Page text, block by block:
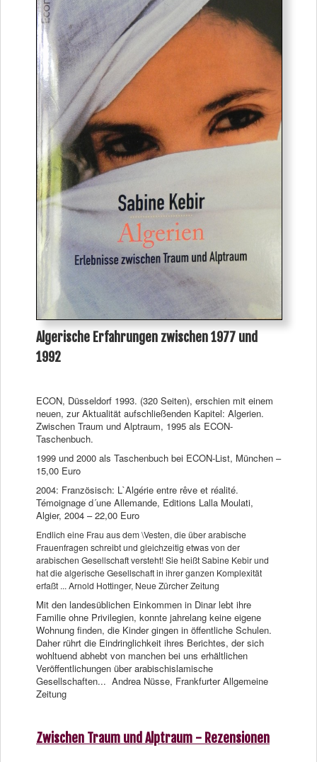
Algerische Erfahrungen zwischen 1977 und
1992
ECON, Düsseldorf 1993. (320 Seiten), erschien mit einem
neuen, zur Aktualität aufschließenden Kapitel: Algerien.
Zwischen Traum und Alptraum, 1995 als ECON-
Taschenbuch.
1999 und 2000 als Taschenbuch bei ECON-List, München –
15,00 Euro
2004: Französisch: L`Algérie entre rêve et réalité.
Témoignage d´une Allemande, Editions Lalla Moulati,
Algier, 2004 – 22,00 Euro
Endlich eine Frau aus dem \Vesten, die über arabische
Frauenfragen schreibt und gleichzeitig etwas von der
arabischen Gesellschaft versteht! Sie heißt Sabine Kebir und
hat die algerische Gesellschaft in ihrer ganzen Komplexität
erfaßt ... Arnold Hottinger, Neue Zürcher Zeitung
Mit den landesüblichen Einkommen in Dinar lebt ihre
Familie ohne Privilegien, konnte jahrelang keine eigene
Wohnung finden, die Kinder gingen in öffentliche Schulen.
Daher rührt die Eindringlichkeit ihres Berichtes, der sich
wohltuend abhebt von manchen bei uns erhältlichen
Veröffentlichungen über arabischislamische
Gesellschaften... Andrea Nüsse, Frankfurter Allgemeine
Zeitung
Zwischen Traum und Alptraum - Rezensionen